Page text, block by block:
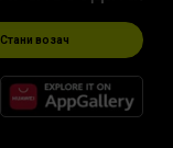
Стани возач